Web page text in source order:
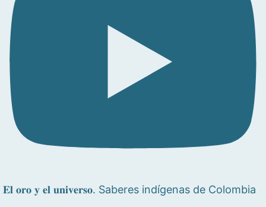
𝐄𝐥 𝐨𝐫𝐨 𝐲 𝐞𝐥 𝐮𝐧𝐢𝐯𝐞𝐫𝐬𝐨. Saberes indígenas de Colombia